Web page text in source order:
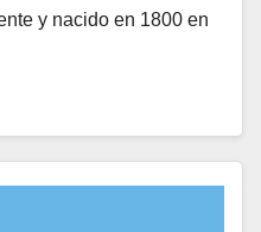
y nacido en 1800 en